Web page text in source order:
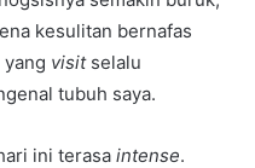
kesulitan bernafas
visitselalu
tubuh saya.
ini terasa intense.